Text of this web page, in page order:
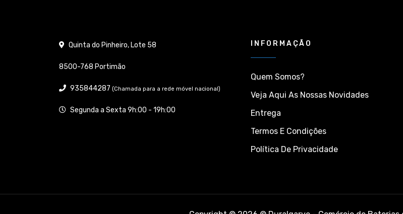
Quinta do Pinheiro, Lote 58
8500-768 Portimão
935844287 (Chamada para a rede móvel nacional)
Segunda a Sexta 9h:00 - 19h:00
INFORMAÇÃO
Quem Somos?
Veja Aqui As Nossas Novidades
Entrega
Termos E Condições
Política De Privacidade